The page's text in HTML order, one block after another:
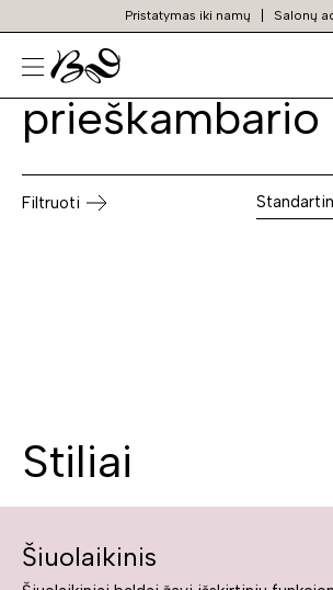
Pristatymas iki namų Salonų
Prekių
paieška
Klasikiniai
prieškambario
Filtruoti
Stiliai
Šiuolaikinis